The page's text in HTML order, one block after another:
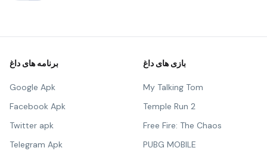
برنامه های داغ
Google Apk
Facebook Apk
Twitter apk
Telegram Apk
بازی های داغ
My Talking Tom
Temple Run 2
Free Fire: The Chaos
PUBG MOBILE